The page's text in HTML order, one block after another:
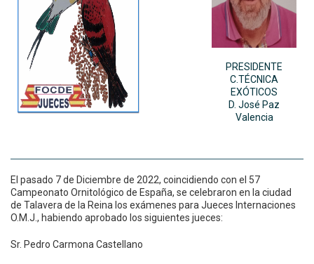
PRESIDENTE
C.TÉCNICA
EXÓTICOS
D. José Paz
Valencia
El pasado 7 de Diciembre de 2022, coincidiendo con el 57
Campeonato Ornitológico de España, se celebraron en la ciudad
de Talavera de la Reina los exámenes para Jueces Internaciones
O.M.J., habiendo aprobado los siguientes jueces:
Sr. Pedro Carmona Castellano